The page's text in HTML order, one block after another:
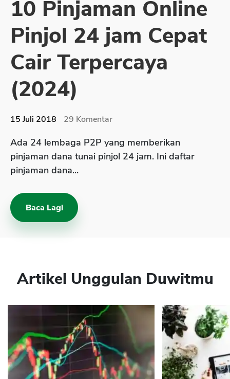
Sekuritas Saham
Bank Digital
Crypto
Assets Crypto
Exchange
Asuransi Kesehatan
Asuransi Syariah
10 Pinjaman Online
Pinjol 24 jam Cepat
Cair Terpercaya
(2024)
15 Juli 2018 29 Komentar
Ada 24 lembaga P2P yang memberikan
pinjaman dana tunai pinjol 24 jam. Ini daftar
pinjaman dana...
Baca Lagi
Artikel Unggulan Duwitmu